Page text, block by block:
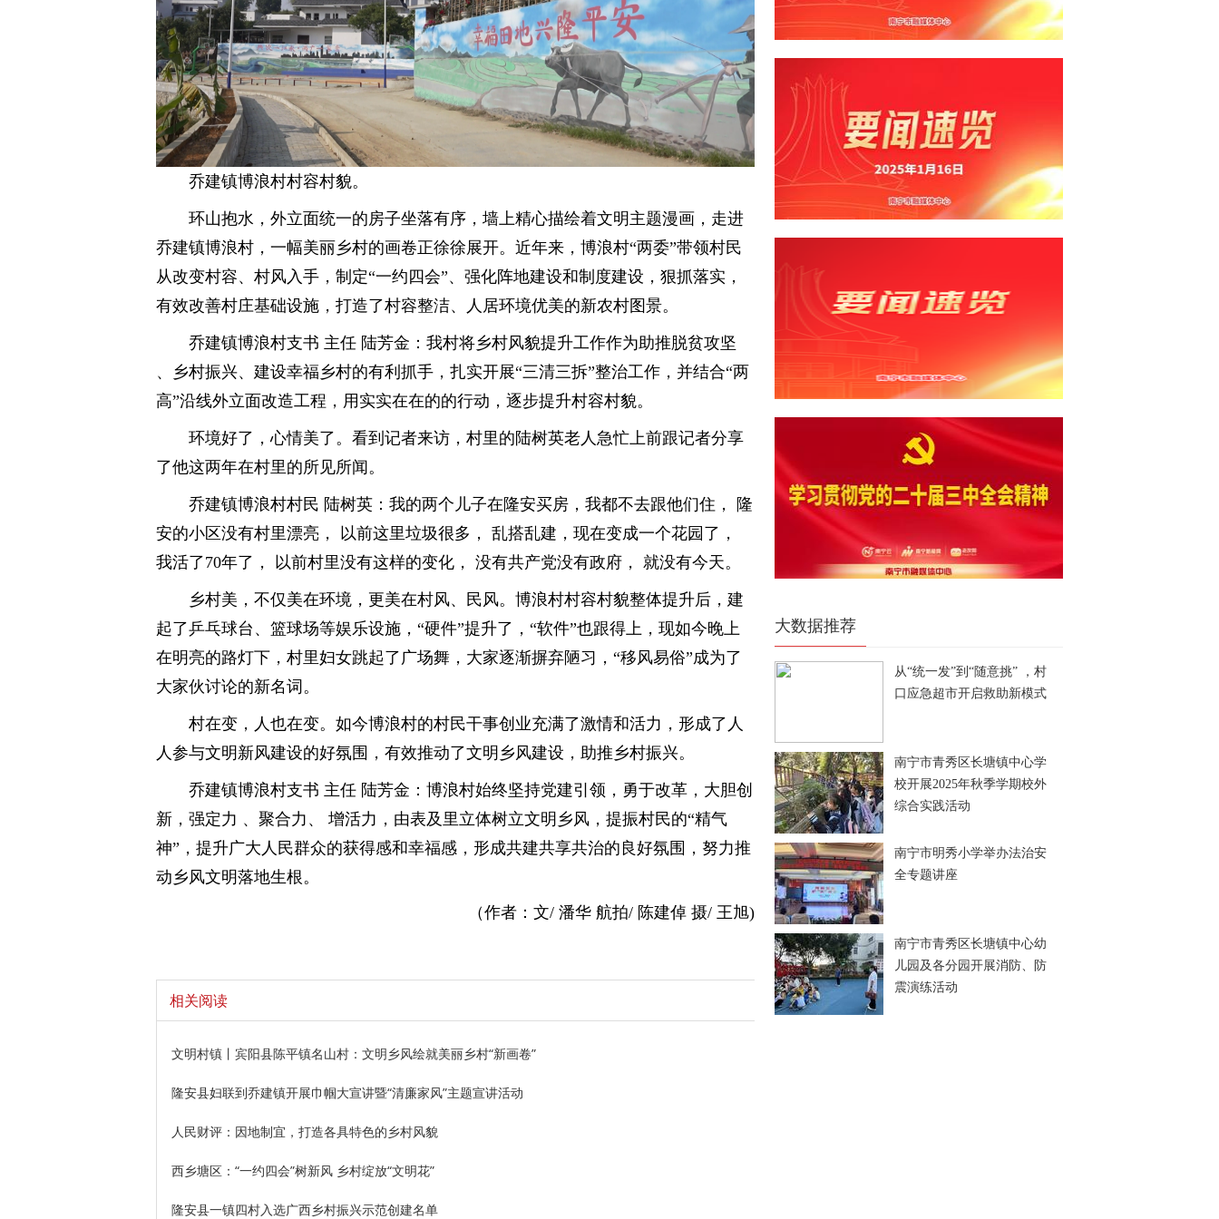
乔建镇博浪村村容村貌。
环山抱水，外立面统一的房子坐落有序，墙上精心描绘着文明主题漫画，走进
乔建镇博浪村，一幅美丽乡村的画卷正徐徐展开。近年来，博浪村“两委”带领村民
从改变村容、村风入手，制定“一约四会”、强化阵地建设和制度建设，狠抓落实，
有效改善村庄基础设施，打造了村容整洁、人居环境优美的新农村图景。
乔建镇博浪村支书 主任 陆芳金：我村将乡村风貌提升工作作为助推脱贫攻坚
、乡村振兴、建设幸福乡村的有利抓手，扎实开展“三清三拆”整治工作，并结合“两
高”沿线外立面改造工程，用实实在在的的行动，逐步提升村容村貌。
环境好了，心情美了。看到记者来访，村里的陆树英老人急忙上前跟记者分享
了他这两年在村里的所见所闻。
乔建镇博浪村村民 陆树英：我的两个儿子在隆安买房，我都不去跟他们住， 隆
安的小区没有村里漂亮， 以前这里垃圾很多， 乱搭乱建，现在变成一个花园了，
我活了70年了， 以前村里没有这样的变化， 没有共产党没有政府， 就没有今天。
乡村美，不仅美在环境，更美在村风、民风。博浪村村容村貌整体提升后，建
起了乒乓球台、篮球场等娱乐设施，“硬件”提升了，“软件”也跟得上，现如今晚上
在明亮的路灯下，村里妇女跳起了广场舞，大家逐渐摒弃陋习，“移风易俗”成为了
大家伙讨论的新名词。
村在变，人也在变。如今博浪村的村民干事创业充满了激情和活力，形成了人
人参与文明新风建设的好氛围，有效推动了文明乡风建设，助推乡村振兴。
乔建镇博浪村支书 主任 陆芳金：博浪村始终坚持党建引领，勇于改革，大胆创
新，强定力 、聚合力、 增活力，由表及里立体树立文明乡风，提振村民的“精气
神”，提升广大人民群众的获得感和幸福感，形成共建共享共治的良好氛围，努力推
动乡风文明落地生根。
（作者：文/ 潘华 航拍/ 陈建倬 摄/ 王旭)
相关阅读
文明村镇丨宾阳县陈平镇名山村：文明乡风绘就美丽乡村“新画卷”
隆安县妇联到乔建镇开展巾帼大宣讲暨“清廉家风”主题宣讲活动
人民财评：因地制宜，打造各具特色的乡村风貌
西乡塘区：“一约四会”树新风 乡村绽放“文明花”
隆安县一镇四村入选广西乡村振兴示范创建名单
大数据推荐
从“统一发”到“随意挑” ，村
口应急超市开启救助新模式
南宁市青秀区长塘镇中心学
校开展2025年秋季学期校外
综合实践活动
南宁市明秀小学举办法治安
全专题讲座
南宁市青秀区长塘镇中心幼
儿园及各分园开展消防、防
震演练活动